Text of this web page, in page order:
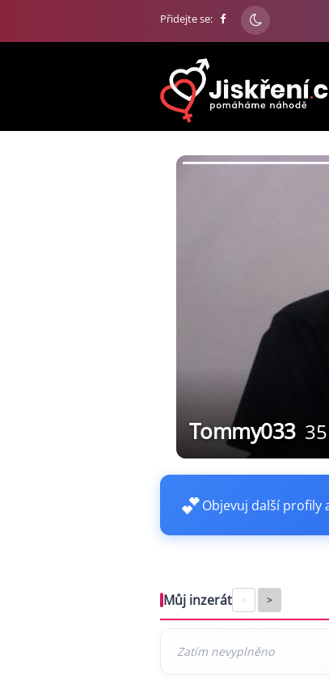
Přidejte se:
Tommy033 35
💕Objevuj další profily
Můj inzerát < >